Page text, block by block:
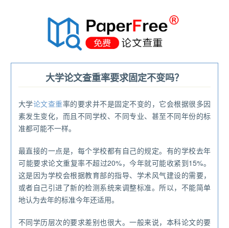
大学论文查重率要求固定不变吗？
大学论文查重率的要求并不是固定不变的，它会根据很多因
素发生变化，而且不同学校、不同专业、甚至不同年份的标
准都可能不一样。
最直接的一点是，每个学校都有自己的规定。有的学校去年
可能要求论文重复率不超过20%，今年就可能收紧到15%。
这是因为学校会根据教育部的指导、学术风气建设的需要，
或者自己引进了新的检测系统来调整标准。所以，不能简单
地认为去年的标准今年还适用。
不同学历层次的要求差别也很大。一般来说，本科论文的要